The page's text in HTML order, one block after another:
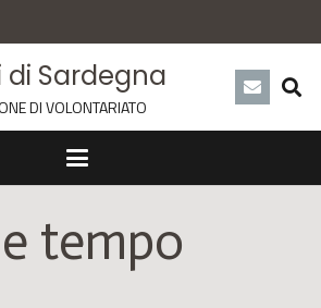
di Sardegna
DI VOLONTARIATO
tempo